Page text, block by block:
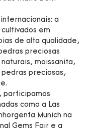
a
em
de alta qualidade,
preciosas
moissanita,
preciosas,
participamos
como a Las
Munich na
Gems Fair e a